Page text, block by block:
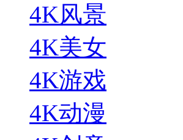
4K风景
4K美女
4K游戏
4K动漫